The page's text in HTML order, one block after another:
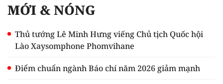
MỚI & NÓNG
Thủ tướng Lê Minh Hưng viếng Chủ tịch Quốc hội
Lào Xaysomphone Phomvihane
Điểm chuẩn ngành Báo chí năm 2026 giảm mạnh